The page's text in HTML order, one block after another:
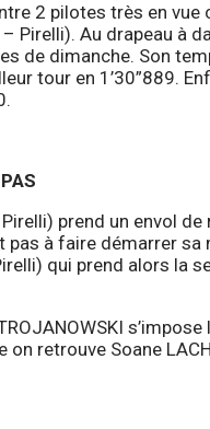
2 pilotes très en vue
Pirelli). Au drapeau à
de dimanche. Son
tour en 1’30”889.
prend un envol
pas à faire démarrer
qui prend alors la
retrouve Soane